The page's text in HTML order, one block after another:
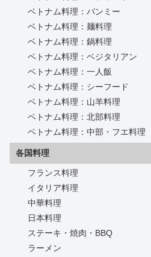
ベトナム料理：バンミー
ベトナム料理：麺料理
ベトナム料理：鍋料理
ベトナム料理：ベジタリアン
ベトナム料理：一人飯
ベトナム料理：シーフード
ベトナム料理：山羊料理
ベトナム料理：北部料理
ベトナム料理：中部・フエ料理
各国料理
フランス料理
イタリア料理
中華料理
日本料理
ステーキ・焼肉・BBQ
ラーメン